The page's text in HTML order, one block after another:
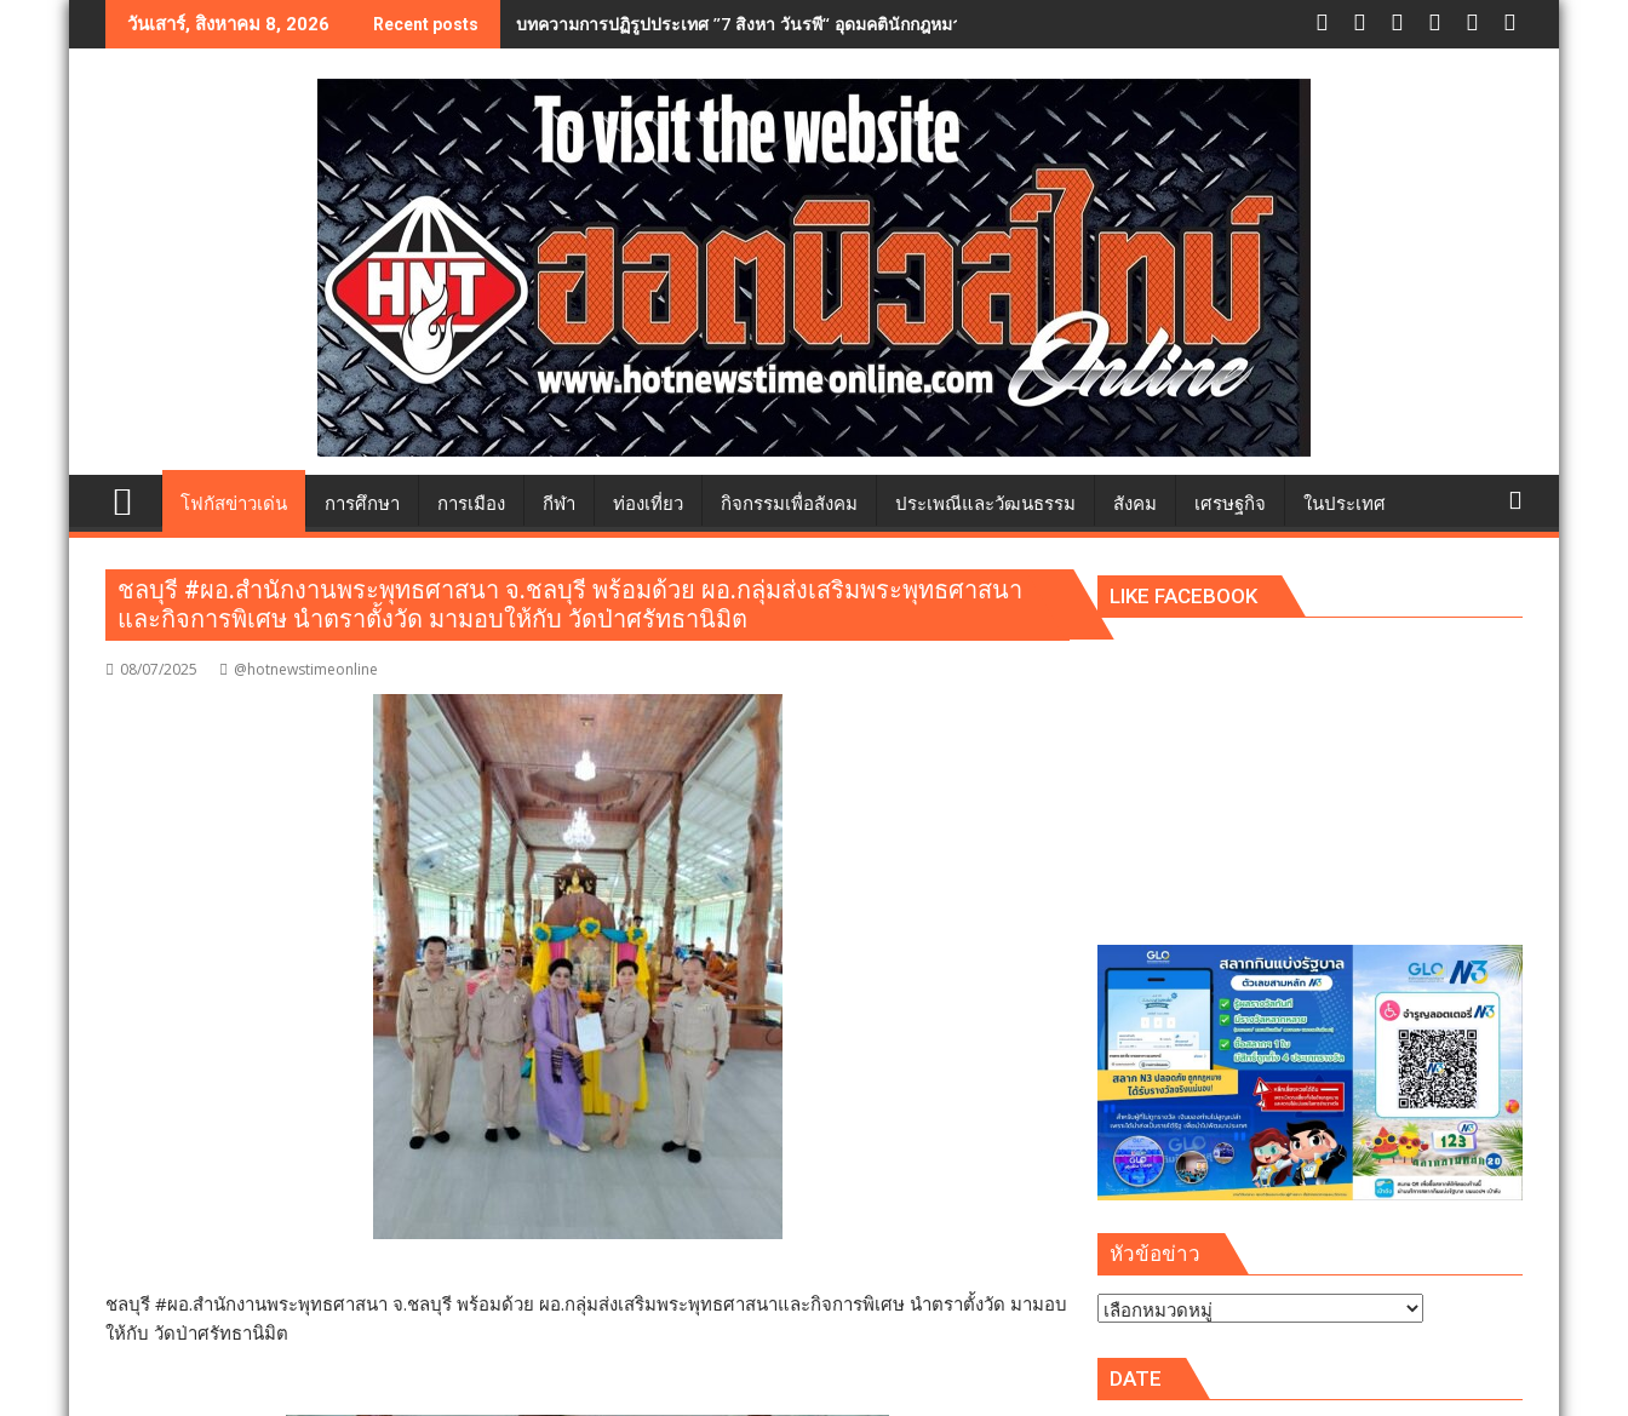
to
วันเสาร์, สิงหาคม 8, 2026 Recent posts บทความการปฏิรูปประเทศ ”7 สิงหา วันรพี“ อุดมคตินักกฎหมายภายใต้วิกฤติศรัทธา
โฟกัสข่าวเด่น การศึกษา การเมือง กีฬา ท่องเที่ยว กิจกรรมเพื่อสังคม ประเพณีและวัฒนธรรม สังคม เศรษฐกิจ ในประเทศ
ชลบุรี #ผอ.สำนักงานพระพุทธศาสนา จ.ชลบุรี พร้อมด้วย ผอ.กลุ่มส่งเสริมพระพุทธศาสนา
และกิจการพิเศษ นำตราตั้งวัด มามอบให้กับ วัดป่าศรัทธานิมิต
08/07/2025 @hotnewstimeonline
ชลบุรี #ผอ.สำนักงานพระพุทธศาสนา จ.ชลบุรี พร้อมด้วย ผอ.กลุ่มส่งเสริมพระพุทธศาสนาและกิจการพิเศษ นำตราตั้งวัด มามอบ
ให้กับ วัดป่าศรัทธานิมิต
LIKE FACEBOOK
หัวข้อข่าว
หัวข้อ
DATE